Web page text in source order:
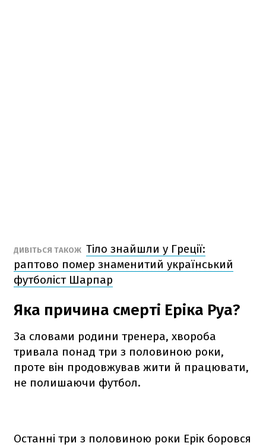
ДИВІТЬСЯ ТАКОЖ Тіло знайшли у Греції:
раптово помер знаменитий український
футболіст Шарпар
Яка причина смерті Еріка Руа?
За словами родини тренера, хвороба
тривала понад три з половиною роки,
проте він продовжував жити й працювати,
не полишаючи футбол.
Останні три з половиною роки Ерік боровся